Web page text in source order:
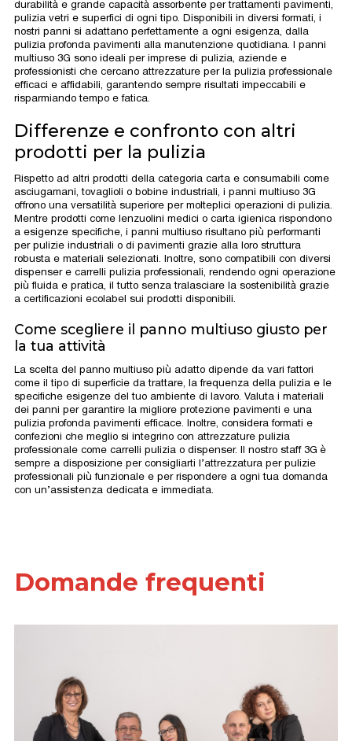
durabilità e grande capacità assorbente per trattamenti pavimenti,
pulizia vetri e superfici di ogni tipo. Disponibili in diversi formati, i
nostri panni si adattano perfettamente a ogni esigenza, dalla
pulizia profonda pavimenti alla manutenzione quotidiana. I panni
multiuso 3G sono ideali per imprese di pulizia, aziende e
professionisti che cercano attrezzature per la pulizia professionale
efficaci e affidabili, garantendo sempre risultati impeccabili e
risparmiando tempo e fatica.
Differenze e confronto con altri
prodotti per la pulizia
Rispetto ad altri prodotti della categoria carta e consumabili come
asciugamani, tovaglioli o bobine industriali, i panni multiuso 3G
offrono una versatilità superiore per molteplici operazioni di pulizia.
Mentre prodotti come lenzuolini medici o carta igienica rispondono
a esigenze specifiche, i panni multiuso risultano più performanti
per pulizie industriali o di pavimenti grazie alla loro struttura
robusta e materiali selezionati. Inoltre, sono compatibili con diversi
dispenser e carrelli pulizia professionali, rendendo ogni operazione
più fluida e pratica, il tutto senza tralasciare la sostenibilità grazie
a certificazioni ecolabel sui prodotti disponibili.
Come scegliere il panno multiuso giusto per
la tua attività
La scelta del panno multiuso più adatto dipende da vari fattori
come il tipo di superficie da trattare, la frequenza della pulizia e le
specifiche esigenze del tuo ambiente di lavoro. Valuta i materiali
dei panni per garantire la migliore protezione pavimenti e una
pulizia profonda pavimenti efficace. Inoltre, considera formati e
confezioni che meglio si integrino con attrezzature pulizia
professionale come carrelli pulizia o dispenser. Il nostro staff 3G è
sempre a disposizione per consigliarti l’attrezzatura per pulizie
professionali più funzionale e per rispondere a ogni tua domanda
con un’assistenza dedicata e immediata.
Domande frequenti